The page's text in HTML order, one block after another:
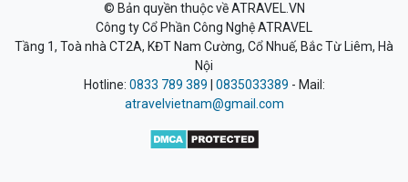
© Bản quyền thuộc về ATRAVEL.VN
Công ty Cổ Phần Công Nghệ ATRAVEL
Tầng 1, Toà nhà CT2A, KĐT Nam Cường, Cổ Nhuế, Bắc Từ Liêm, Hà
Nội
Hotline: 0833 789 389 0835033389 - Mail:
atravelvietnam@gmail.com